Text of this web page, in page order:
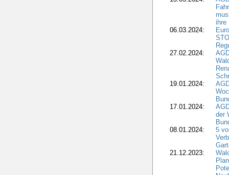
ihre
06.03.2024:
27.02.2024:
19.01.2024:
17.01.2024:
der
08.01.2024:
5
21.12.2023: